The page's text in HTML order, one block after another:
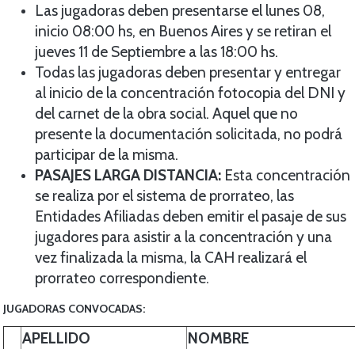
Las jugadoras deben presentarse el lunes 08,
inicio 08:00 hs, en Buenos Aires y se retiran el
jueves 11 de Septiembre a las 18:00 hs.
Todas las jugadoras deben presentar y entregar
al inicio de la concentración fotocopia del DNI y
del carnet de la obra social. Aquel que no
presente la documentación solicitada, no podrá
participar de la misma.
PASAJES LARGA DISTANCIA: Esta concentración
se realiza por el sistema de prorrateo, las
Entidades Afiliadas deben emitir el pasaje de sus
jugadores para asistir a la concentración y una
vez finalizada la misma, la CAH realizará el
prorrateo correspondiente.
JUGADORAS CONVOCADAS:
APELLIDO
NOMBRE